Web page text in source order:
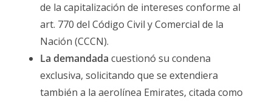
de la capitalización de intereses conforme al
art. 770 del Código Civil y Comercial de la
Nación (CCCN).
La demandada cuestionó su condena
exclusiva, solicitando que se extendiera
también a la aerolínea Emirates, citada como